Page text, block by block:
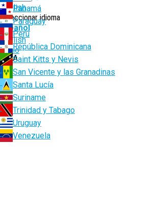
Panamá
Paraguay
Perú
República Dominicana
Saint Kitts y Nevis
San Vicente y las Granadinas
Santa Lucía
Suriname
Trinidad y Tabago
Uruguay
Venezuela
English
Seleccionar idioma
Español
English
Ruta
de
navegación
Inicio
PMA